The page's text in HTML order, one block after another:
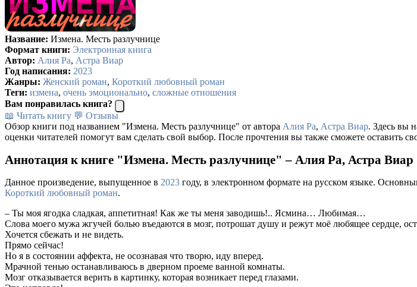
Название: Измена. Месть разлучнице
Формат книги: Электронная книга
Автор: Алия Ра, Астра Виар
Год написания: 2023
Жанры: Женский роман, Короткий любовный роман
Теги: измена, очень эмоционально, сложные отношения
Вам понравилась книга?
📖 Читать книгу 💬 Отзывы
Обзор книги под названием "Измена. Месть разлучнице" от автора Алия Ра, Астра Виар. Здесь вы
оценки читателей помогут вам сделать свой выбор. После прочтения вы также сможете оставить
Аннотация к книге "Измена. Месть разлучнице" – Алия Ра, Астра Виар
Данное произведение, выпущенное в 2023 году, в электронном формате на русском языке.
Короткий любовный роман.
– Ты моя ягодка сладкая, аппетитная! Как же ты меня заводишь!.. Ясмина… Любимая…
Слова моего мужа жгучей болью въедаются в мозг, потрошат душу и режут моё любящее сердце,
Хочется сбежать и не видеть.
Прямо сейчас!
Но я в состоянии аффекта, не осознавая что творю, иду вперед.
Мрачной тенью останавливаюсь в дверном проеме ванной комнаты.
Мозг отказывается верить в картинку, которая возникает перед глазами.